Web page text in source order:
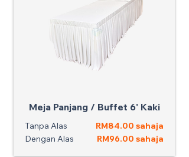
Meja Panjang / Buffet 6' Kaki
Tanpa Alas
RM84.00 sahaja
Dengan Alas
RM96.00 sahaja